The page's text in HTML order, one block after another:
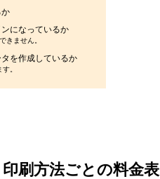
になっているか
きません。
を作成しているか
。
印刷方法ごとの料金表